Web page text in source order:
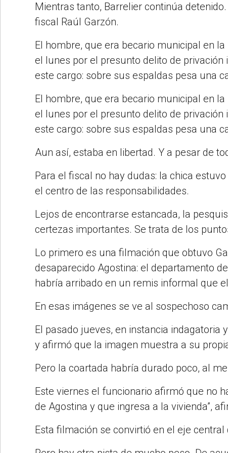
Mientras tanto, Barrelier continúa
fiscal Raúl Garzón.
El hombre, que era becario municipal en
el lunes por el presunto delito de
este cargo: sobre sus espaldas pesa una
El hombre, que era becario municipal en
el lunes por el presunto delito de
este cargo: sobre sus espaldas pesa una
Aun así, estaba en libertad. Y a pesar de
Para el fiscal no hay dudas: la chica
el centro de las responsabilidades.
Lejos de encontrarse estancada, la
certezas importantes. Se trata de los
Lo primero es una filmación que obtuvo
desaparecido Agostina: el departamento
habría arribado en un remis informal que
En esas imágenes se ve al sospechoso
El pasado jueves, en instancia
y afirmó que la imagen muestra a su
Pero la coartada habría durado poco, al
Este viernes el funcionario afirmó que no
de Agostina y que ingresa a la vivienda”,
Esta filmación se convirtió en el eje central